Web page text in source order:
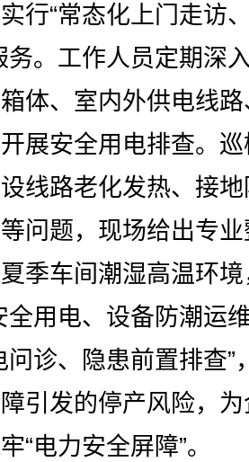
行“常态化上门走访
务。工作人员定期深
体、室内外供电线
展安全用电排查。
线路老化发热、接
问题，现场给出专
季车间潮湿高温环
全用电、设备防潮运
问诊、隐患前置排查”
引发的停产风险，
“电力安全屏障”。